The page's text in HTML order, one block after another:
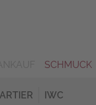
SCHMUCK
IWC